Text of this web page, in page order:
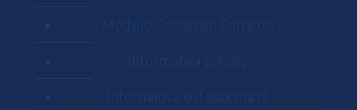
Modulo Consenso Fornitori
Informativa privacy
Informativa sul sistema di